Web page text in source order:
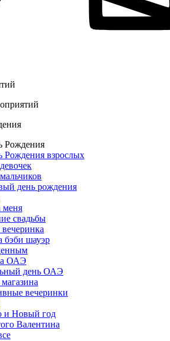
Рождения
Рождения взрослых
день рождения
меня
свадьбы
бэби шауэр
ОАЭ
день ОАЭ
вечеринки
и Новый год
Валентина